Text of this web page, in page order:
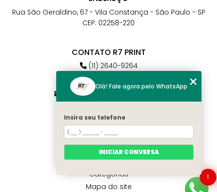
Rua São Geraldino, 67 - Vila Constança - São Paulo - SP
CEP: 02258-220
CONTATO R7 PRINT
(11) 2640-9264
(11) 98784-6664
atendimento@r7print.com.br
MENU
Home
Quem somos
Contato
Categorias
Mapa do site
1
Olá! Fale agora pelo WhatsApp
Insira seu telefone
INICIAR CONVERSA